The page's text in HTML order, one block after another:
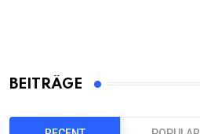
BEITRÄGE